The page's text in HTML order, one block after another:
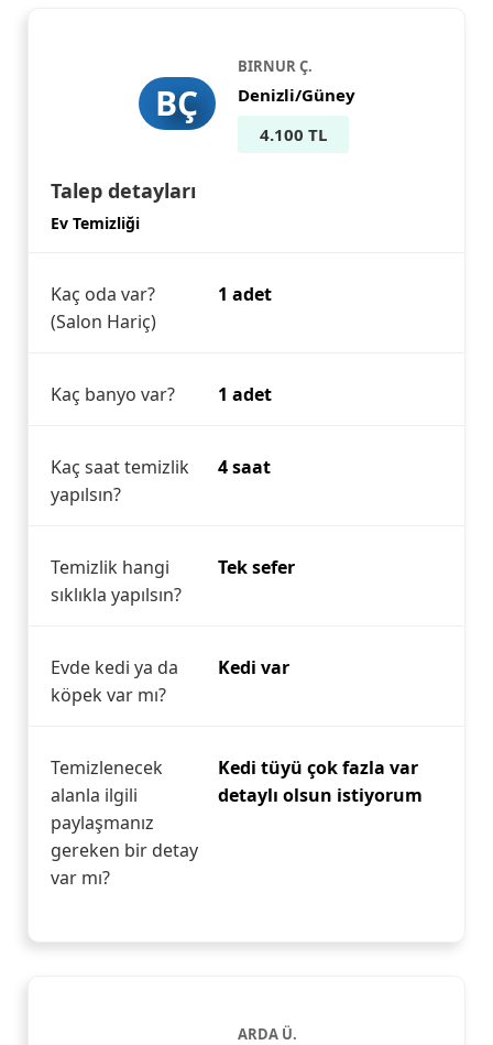
BÇ
BIRNUR Ç.
Denizli/Güney
4.100 TL
Talep detayları
Ev Temizliği
Kaç oda var?
(Salon Hariç)
1 adet
Kaç banyo var? 1 adet
Kaç saat temizlik
yapılsın?
4 saat
Temizlik hangi
sıklıkla yapılsın?
Tek sefer
Evde kedi ya da
köpek var mı?
Kedi var
Temizlenecek
alanla ilgili
paylaşmanız
gereken bir detay
var mı?
Kedi tüyü çok fazla var
detaylı olsun istiyorum
ARDA Ü.